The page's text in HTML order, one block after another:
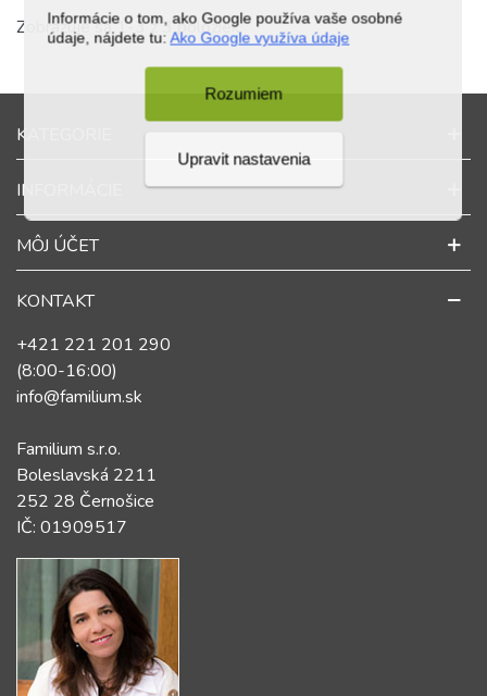
Informácie o tom, ako Google používa vaše osobné
údaje, nájdete tu: Ako Google využíva údaje
Rozumiem
Upravit nastavenia
Zobrazuje sa 1-3 z 3 položiek
KATEGORIE
INFORMÁCIE
MÔJ ÚČET
KONTAKT
+421 221 201 290
(8:00-16:00)
info@familium.sk
Familium s.r.o.
Boleslavská 2211
252 28 Černošice
IČ: 01909517